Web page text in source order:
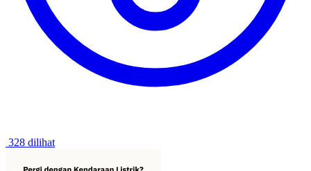
328 dilihat